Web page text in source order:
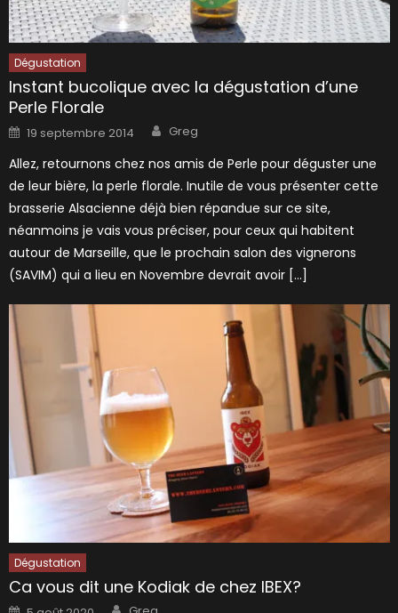
Dégustation
Instant bucolique avec la dégustation d’une
Perle Florale
Posted
on
19 septembre 2014 Author
Greg
Allez, retournons chez nos amis de Perle pour déguster une
de leur bière, la perle florale. Inutile de vous présenter cette
brasserie Alsacienne déjà bien répandue sur ce site,
néanmoins je vais vous préciser, pour ceux qui habitent
autour de Marseille, que le prochain salon des vignerons
(SAVIM) qui a lieu en Novembre devrait avoir […]
Dégustation
Ca vous dit une Kodiak de chez IBEX?
Posted Author